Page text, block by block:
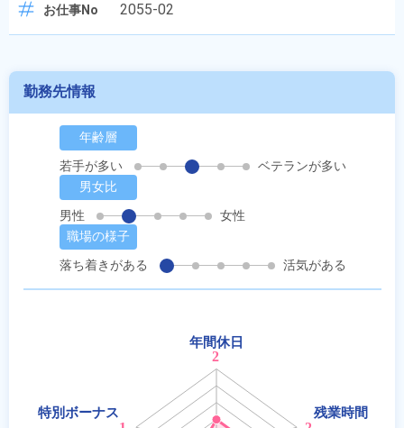
お仕事No 2055-02
勤務先情報
年齢層
若手が多い
ベテランが多い
男女比
男性
女性
職場の様子
落ち着きがある
活気がある